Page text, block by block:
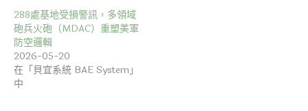
288處基地受損警訊，多領域
砲兵火砲（MDAC）重塑美軍
防空邏輯
2026-05-20
在「貝宜系統 BAE System」
中